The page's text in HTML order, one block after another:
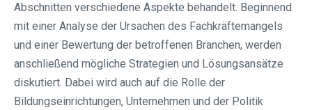
Abschnitten verschiedene Aspekte behandelt. Beginnend
mit einer Analyse der Ursachen des Fachkräftemangels
und einer Bewertung der betroffenen Branchen, werden
anschließend mögliche Strategien und Lösungsansätze
diskutiert. Dabei wird auch auf die Rolle der
Bildungseinrichtungen, Unternehmen und der Politik